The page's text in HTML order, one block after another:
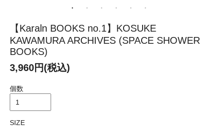
【Karaln BOOKS no.1】KOSUKE
KAWAMURA ARCHIVES (SPACE SHOWER
BOOKS)
3,960円(税込)
個数
SIZE